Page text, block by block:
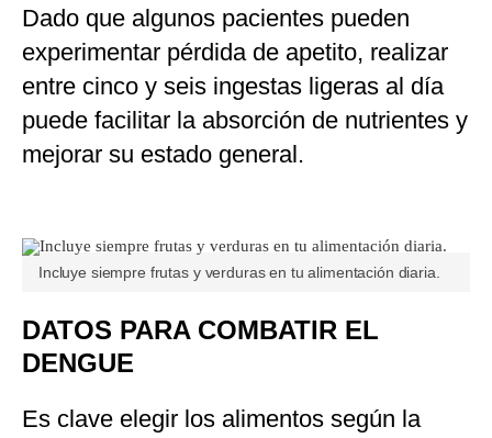
Dado que algunos pacientes pueden
experimentar pérdida de apetito, realizar
entre cinco y seis ingestas ligeras al día
puede facilitar la absorción de nutrientes y
mejorar su estado general.
Incluye siempre frutas y verduras en tu alimentación diaria.
DATOS PARA COMBATIR EL
DENGUE
Es clave elegir los alimentos según la